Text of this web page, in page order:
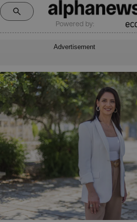
Powered by:
Advertisement